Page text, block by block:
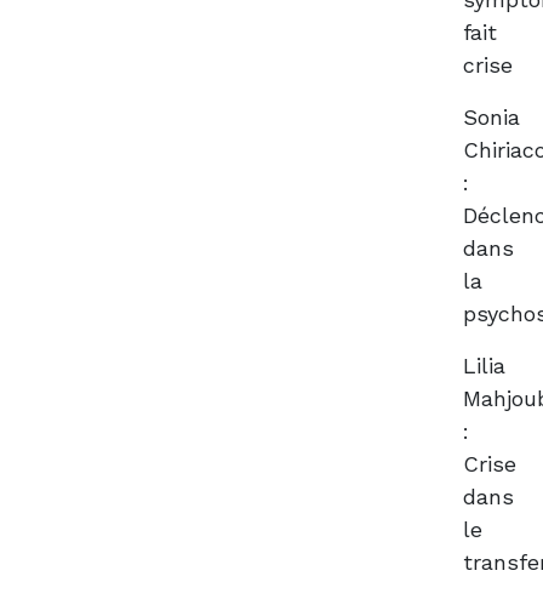
fait
crise
Sonia
:
dans
la
Lilia
:
Crise
dans
le